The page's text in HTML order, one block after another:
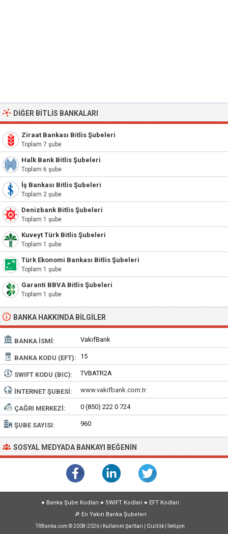
DIĞER BITLIS BANKALARI
Ziraat Bankası Bitlis Şubeleri
Toplam 7 şube
Halk Bank Bitlis Şubeleri
Toplam 6 şube
İş Bankası Bitlis Şubeleri
Toplam 2 şube
Denizbank Bitlis Şubeleri
Toplam 1 şube
Kuveyt Türk Bitlis Şubeleri
Toplam 1 şube
Türk Ekonomi Bankası Bitlis Şubeleri
Toplam 1 şube
Garanti BBVA Bitlis Şubeleri
Toplam 1 şube
BANKA HAKKINDA BILGILER
BANKA İSMI: VakıfBank
BANKA KODU (EFT): 15
SWIFT KODU (BIC): TVBATR2A
İNTERNET ŞUBESI: www.vakifbank.com.tr
ÇAĞRI MERKEZI: 0 (850) 222 0 724
ŞUBE SAYISI: 960
SOSYAL MEDYADA BANKAYI BEĞENIN
● Banka Şube Kodları ● SWIFT Kodları ● EFT Kodları
🔎 En Yakın Banka Şubeleri
TRBanka.com © 2008-2026 | Kullanım Şartları Gizlilik İletişim